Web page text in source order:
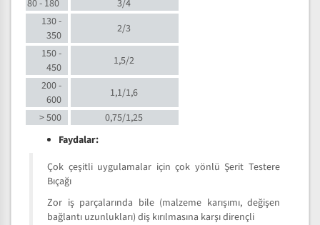
80 - 180
3/4
130 -
350
2/3
150 -
450
1,5/2
200 -
600
1,1/1,6
> 500
0,75/1,25
Faydalar:
Çok çeşitli uygulamalar için çok yönlü Şerit Testere
Bıçağı
Zor iş parçalarında bile (malzeme karışımı, değişen
bağlantı uzunlukları) diş kırılmasına karşı dirençli